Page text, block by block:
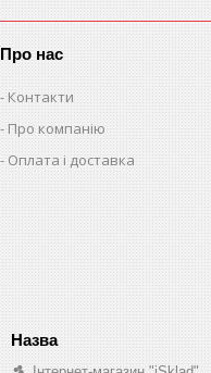
Про нас
Контакти
Про компанію
Оплата і доставка